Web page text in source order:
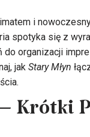
i
spotyka się z
organizacji
jak Stary Młyn
Krótki